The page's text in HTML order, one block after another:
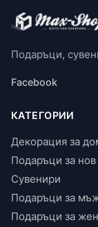
Подаръци,
Facebook
КАТЕГОРИИ
Декорация за
Подаръци за
Сувенири
Подаръци за
Подаръци за